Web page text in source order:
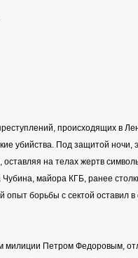
происходящих в
убийства. Под защитой
на телах жертв
майора КГБ, ранее
борьбы с сектой оставил
милиции Петром Федоровым,